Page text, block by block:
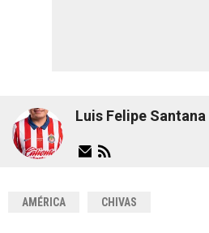
Luis Felipe Santana
AMÉRICA CHIVAS